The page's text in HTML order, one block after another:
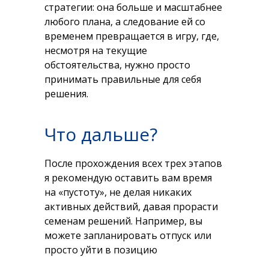
стратегии: она больше и масштабнее
любого плана, а следование ей со
временем превращается в игру, где,
несмотря на текущие
обстоятельства, нужно просто
принимать правильные для себя
решения.
Что дальше?
После прохождения всех трех этапов
я рекомендую оставить вам время
на «пустоту», не делая никаких
активных действий, давая прорасти
семенам решений. Например, вы
можете запланировать отпуск или
просто уйти в позицию